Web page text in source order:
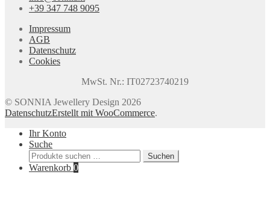
+39 347 748 9095
Impressum
AGB
Datenschutz
Cookies
MwSt. Nr.: IT02723740219
© SONNIA Jewellery Design 2026
DatenschutzErstellt mit WooCommerce.
Ihr Konto
Suche
Suchen
nach:
Suchen
Warenkorb 0